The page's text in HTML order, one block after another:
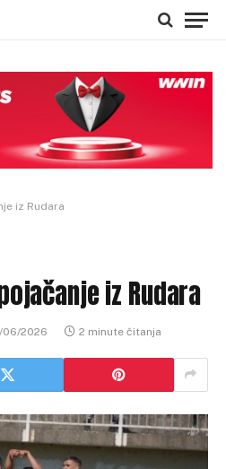
iz Rudara
iz Rudara
06/2026 2 minute čitanja